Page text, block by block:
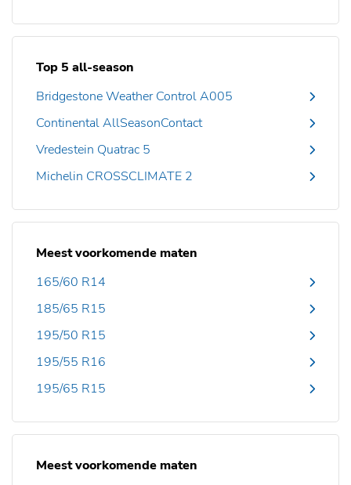
Top 5 all-season
Bridgestone Weather Control A005
Continental AllSeasonContact
Vredestein Quatrac 5
Michelin CROSSCLIMATE 2
Meest voorkomende maten
165/60 R14
185/65 R15
195/50 R15
195/55 R16
195/65 R15
Meest voorkomende maten